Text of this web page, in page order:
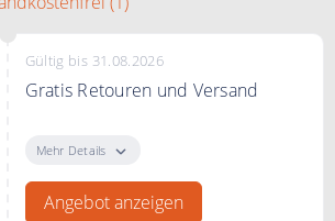
Gültig bis 31.08.2026
Gratis Retouren und Versand
kostenlosen Versand
Mehr Details
Angebot anzeigen